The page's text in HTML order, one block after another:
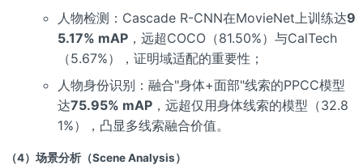
人物检测：Cascade R-CNN在MovieNet上训练达9
5.17% mAP，远超COCO（81.50%）与CalTech
（5.67%），证明域适配的重要性；
人物身份识别：融合"身体+面部"线索的PPCC模型
达75.95% mAP，远超仅用身体线索的模型（32.8
1%），凸显多线索融合价值。
（4）场景分析（Scene Analysis）